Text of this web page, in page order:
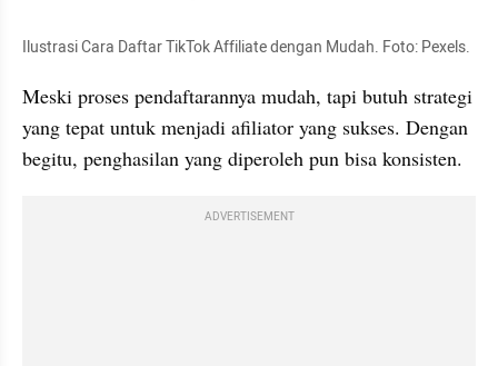
Ilustrasi Cara Daftar TikTok Affiliate dengan Mudah. Foto: Pexels.
Meski proses pendaftarannya mudah, tapi butuh strategi
yang tepat untuk menjadi afiliator yang sukses. Dengan
begitu, penghasilan yang diperoleh pun bisa konsisten.
ADVERTISEMENT